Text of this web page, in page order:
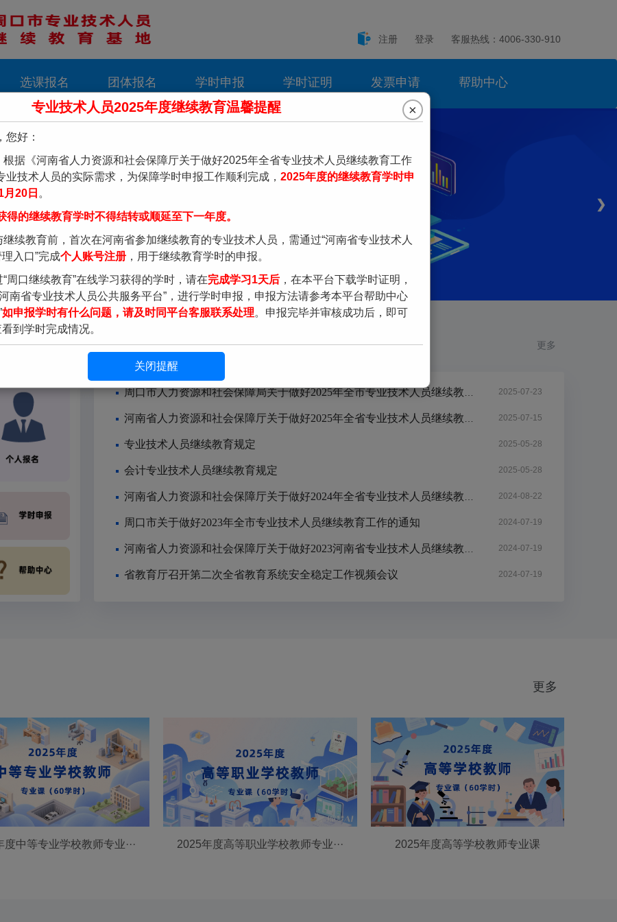
专业技术人员2025年度继续教育温馨提醒
您好：
根据《河南省人力资源和社会保障厅关于做好2025年全省专业技术人员继续教育工作
业技术人员的实际需求，为保障学时申报工作顺利完成， 2025年度的继续教育学时申
20日 。
得的继续教育学时不得结转或顺延至下一年度。
继续教育前，首次在河南省参加继续教育的专业技术人员，需通过“河南省专业技术人
入口”完成个人账号注册 ，用于继续教育学时的申报。
“周口继续教育”在线学习获得的学时，请在完成学习1天后 ，在本平台下载学时证明，
南省专业技术人员公共服务平台”，进行学时申报，申报方法请参考本平台帮助中心
如申报学时有什么问题，请及时同平台客服联系处理。申报完毕并审核成功后，即可
到学时完成情况。
×
关闭提醒
注册 登录 客服热线：4006-330-910
选课报名 团体报名 学时申报 学时证明 发票申请 帮助中心
❯
通知通告 更多
2025-07-23
2025-07-15
专业技术人员继续教育规定 2025-05-28
会计专业技术人员继续教育规定 2025-05-28
2024-08-22
周口市关于做好2023年全市专业技术人员继续教育工作的通知 2024-07-19
2024-07-19
省教育厅召开第二次全省教育系统安全稳定工作视频会议 2024-07-19
更多
度中等专业学校教师专业··· 2025年度高等职业学校教师专业··· 2025年度高等学校教师专业课